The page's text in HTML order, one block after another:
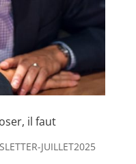
il faut
JUILLET2025